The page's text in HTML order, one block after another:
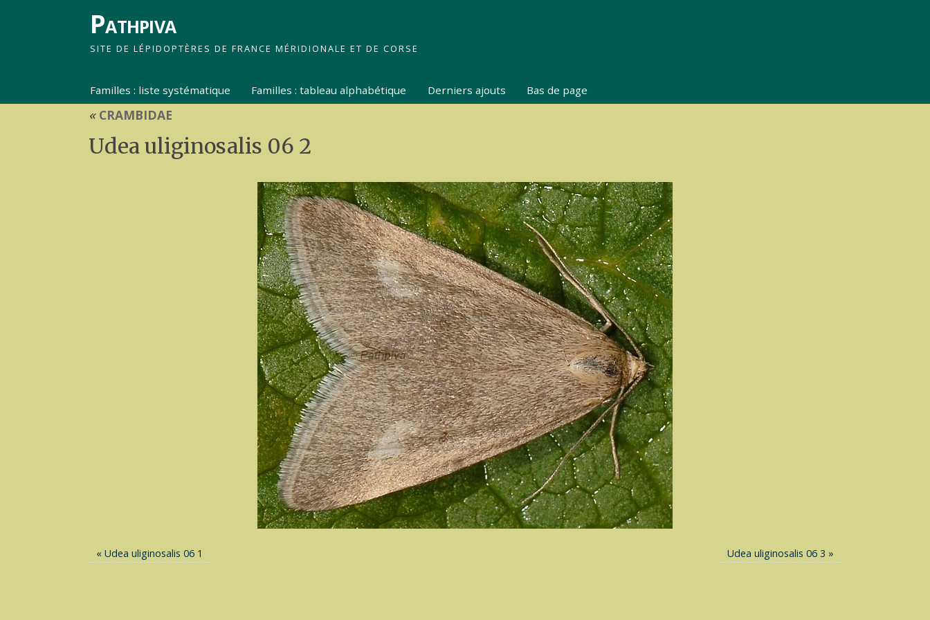
Pathpiva
SITE DE LÉPIDOPTÈRES DE FRANCE MÉRIDIONALE ET DE CORSE
Familles : liste systématique Familles : tableau alphabétique Derniers ajouts Bas de page
«CRAMBIDAE
Udea uliginosalis 06 2
« Udea uliginosalis 06 1 Udea uliginosalis 06 3 »